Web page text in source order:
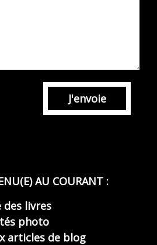
J'envoie
AU COURANT :
livres
photo
articles de blog